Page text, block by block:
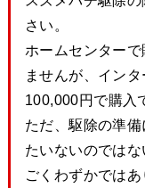
さい。
ホームセンター
ませんが、イン
100,000円で購入
ただ、駆除の準
たいないのではな
ごくわずかでは